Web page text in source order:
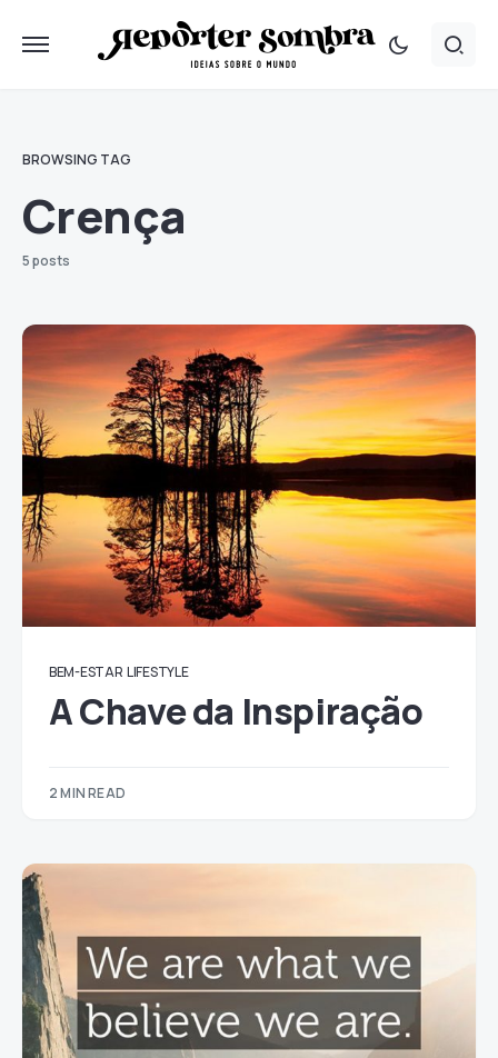
BROWSING TAG
Crença
5 posts
BEM-ESTAR LIFESTYLE
A Chave da Inspiração
2 MIN READ